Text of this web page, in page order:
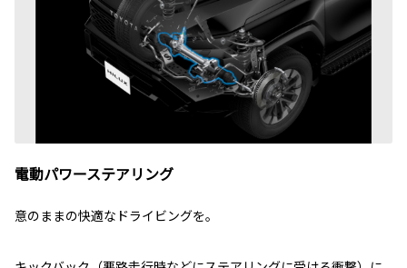
電動パワーステアリング
意のままの快適なドライビングを。